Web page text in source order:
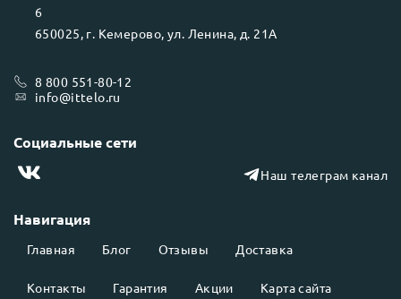
Навигация
Главная Блог Отзывы Доставка
Контакты Гарантия Акции Карта сайта
6
650025, г. Кемерово, ул. Ленина, д. 21А
8 800 551-80-12
info@ittelo.ru
Социальные сети
Наш телеграм канал